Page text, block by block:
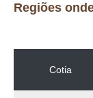
raspagem de piso
empresa de
Regiões
Cotia